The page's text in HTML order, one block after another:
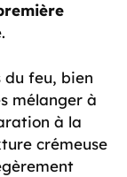
du feu, bien
mélanger à
à la
crémeuse